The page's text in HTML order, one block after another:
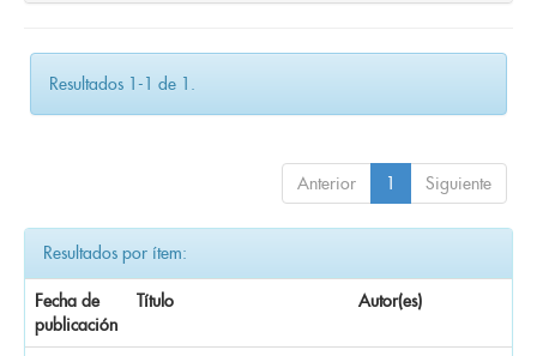
Resultados 1-1 de 1.
Anterior 1 Siguiente
Resultados por ítem:
Fecha de
publicación
Título Autor(es)